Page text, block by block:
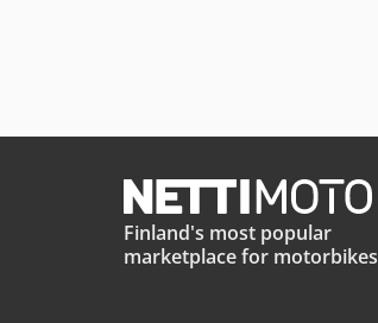
Finland's most popular
marketplace for motorbikes